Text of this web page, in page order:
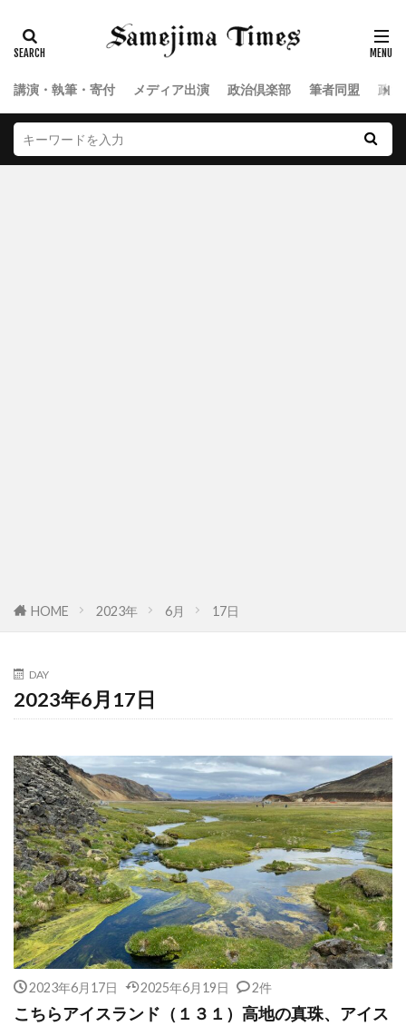
講演・執筆・寄付 メディア出演 政治倶楽部 筆者同盟 政
HOME 2023年 6月 17日
DAY
2023年6月17日
2023年6月17日 2025年6月19日 2件
こちらアイスランド（１３１）高地の真珠、アイス